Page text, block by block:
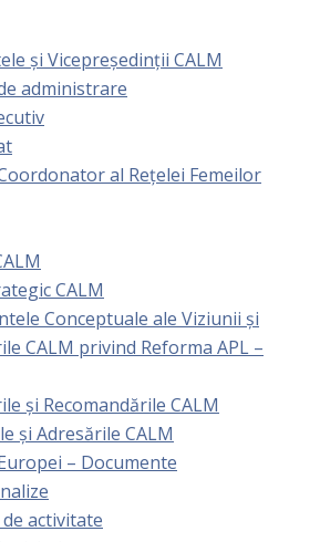
și Vicepreședinții CALM
administrare
al Rețelei Femeilor
CALM
Conceptuale ale Viziunii și
CALM privind Reforma APL –
și Recomandările CALM
și Adresările CALM
– Documente
activitate